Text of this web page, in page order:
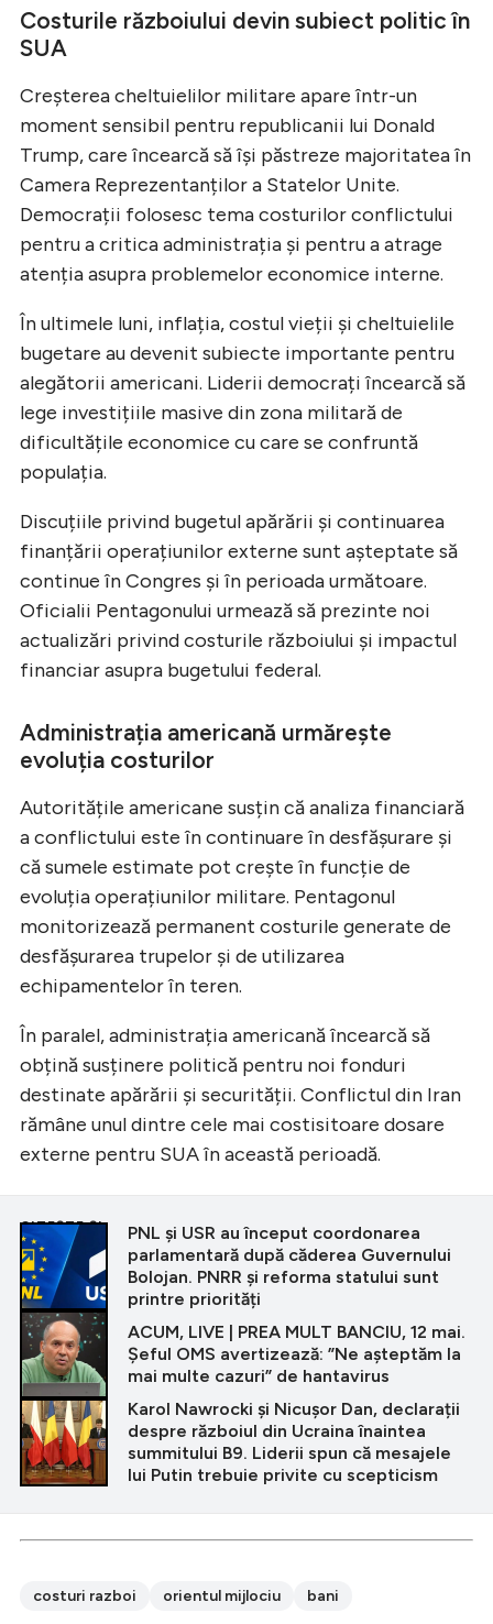
Costurile războiului devin subiect politic în
SUA
Creșterea cheltuielilor militare apare într-un
moment sensibil pentru republicanii lui Donald
Trump, care încearcă să își păstreze majoritatea în
Camera Reprezentanților a Statelor Unite.
Democrații folosesc tema costurilor conflictului
pentru a critica administrația și pentru a atrage
atenția asupra problemelor economice interne.
În ultimele luni, inflația, costul vieții și cheltuielile
bugetare au devenit subiecte importante pentru
alegătorii americani. Liderii democrați încearcă să
lege investițiile masive din zona militară de
dificultățile economice cu care se confruntă
populația.
Discuțiile privind bugetul apărării și continuarea
finanțării operațiunilor externe sunt așteptate să
continue în Congres și în perioada următoare.
Oficialii Pentagonului urmează să prezinte noi
actualizări privind costurile războiului și impactul
financiar asupra bugetului federal.
Administrația americană urmărește
evoluția costurilor
Autoritățile americane susțin că analiza financiară
a conflictului este în continuare în desfășurare și
că sumele estimate pot crește în funcție de
evoluția operațiunilor militare. Pentagonul
monitorizează permanent costurile generate de
desfășurarea trupelor și de utilizarea
echipamentelor în teren.
În paralel, administrația americană încearcă să
obțină susținere politică pentru noi fonduri
destinate apărării și securității. Conflictul din Iran
rămâne unul dintre cele mai costisitoare dosare
externe pentru SUA în această perioadă.
CITEȘTE ȘI
PNL și USR au început coordonarea
parlamentară după căderea Guvernului
Bolojan. PNRR și reforma statului sunt
printre priorități
ACUM, LIVE | PREA MULT BANCIU, 12 mai.
Șeful OMS avertizează: ”Ne așteptăm la
mai multe cazuri” de hantavirus
Karol Nawrocki și Nicușor Dan, declarații
despre războiul din Ucraina înaintea
summitului B9. Liderii spun că mesajele
lui Putin trebuie privite cu scepticism
costuri razboi orientul mijlociu bani